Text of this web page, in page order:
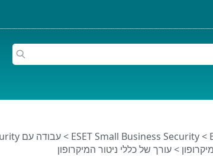
>
ESET Small Business Security
>עבודה עם ESET Small Business Security
> עורך של כללי ניטור המיקרופון